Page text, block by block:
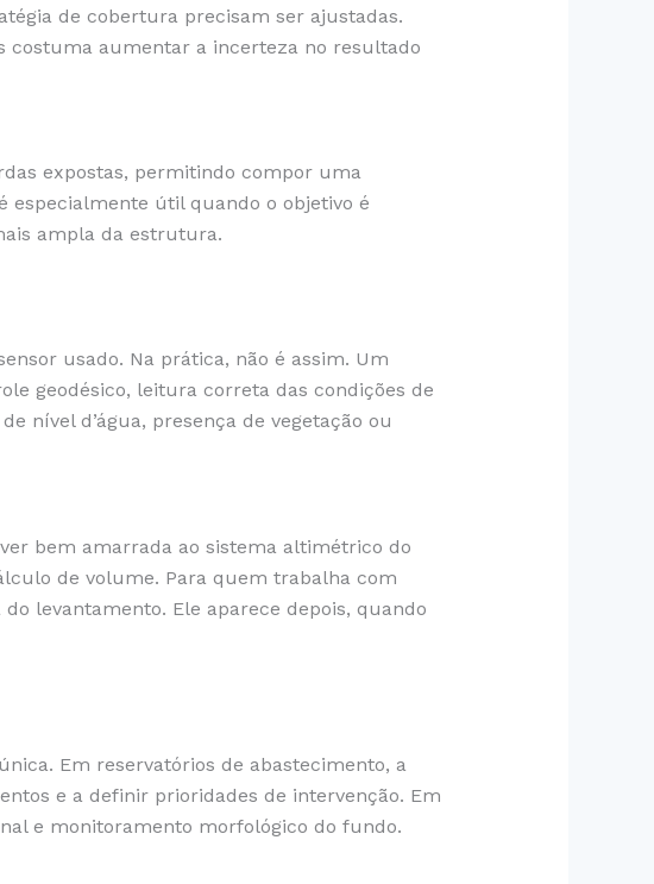
de cobertura precisam ser ajustadas.
costuma aumentar a incerteza no resultado
expostas, permitindo compor uma
especialmente útil quando o objetivo é
ampla da estrutura.
usado. Na prática, não é assim. Um
geodésico, leitura correta das condições de
nível d’água, presença de vegetação ou
bem amarrada ao sistema altimétrico do
de volume. Para quem trabalha com
levantamento. Ele aparece depois, quando
Em reservatórios de abastecimento, a
e a definir prioridades de intervenção. Em
e monitoramento morfológico do fundo.